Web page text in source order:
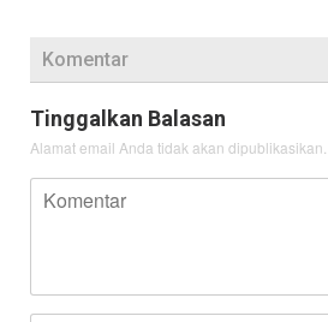
Komentar
Tinggalkan Balasan
Alamat email Anda tidak akan dipublikasikan.